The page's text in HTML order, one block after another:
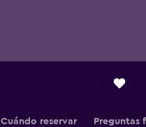
Cuándo reservar Preguntas